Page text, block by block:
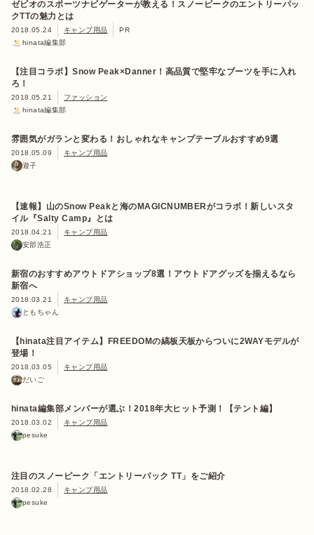
ゼビオのスポーツナビゲーターが教える！スノーピークのエントリーパッ
クTTの魅力とは
2018.05.24 キャンプ用品
PR
hinata編集部
【注目コラボ】Snow Peak×Danner！高品質で堅牢なブーツを手に入れ
ろ！
2018.05.21
ファッション
hinata編集部
雰囲気がガランと変わる！おしゃれなキャンプテーブルおすすめ9選
2018.05.09
キャンプ用品
遊子
【速報】山のSnow Peakと海のMAGICNUMBERがコラボ！新しいスタ
イル『Salty Camp』とは
2018.04.21
キャンプ用品
安部浩正
新宿のおすすめアウトドアショップ8選！アウトドアグッズを揃えるなら
新宿へ
2018.03.21
キャンプ用品
ともちゃん
【hinata注目アイテム】FREEDOMの縞板天板からついに2WAYモデルが
登場！
2018.03.05
キャンプ用品
だいご
hinata編集部メンバーが選ぶ！2018年大ヒット予測！【テント編】
2018.03.02
キャンプ用品
pesuke
注目のスノーピーク「エントリーパック TT」をご紹介
2018.02.28
キャンプ用品
pesuke